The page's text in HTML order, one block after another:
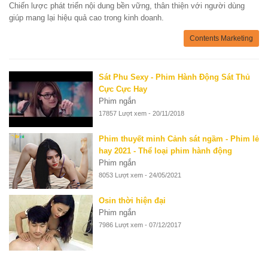
Chiến lược phát triển nội dung bền vững, thân thiện với người dùng
giúp mang lại hiệu quả cao trong kinh doanh.
Contents Marketing
Sát Phu Sexy - Phim Hành Động Sát Thủ
Cực Cực Hay
Phim ngắn
17857 Lượt xem - 20/11/2018
Phim thuyết minh Cảnh sát ngầm - Phim lẻ
hay 2021 - Thể loại phim hành động
Phim ngắn
8053 Lượt xem - 24/05/2021
Osin thời hiện đại
Phim ngắn
7986 Lượt xem - 07/12/2017